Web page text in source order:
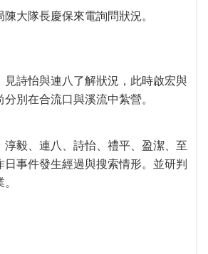
大隊長慶保來電詢問狀況。
見詩怡與連八了解狀況，此時啟宏與
別在合流口與溪流中紮營。
淳毅、連八、詩怡、禮平、盈潔、至
日事件發生經過與搜索情形。並研判